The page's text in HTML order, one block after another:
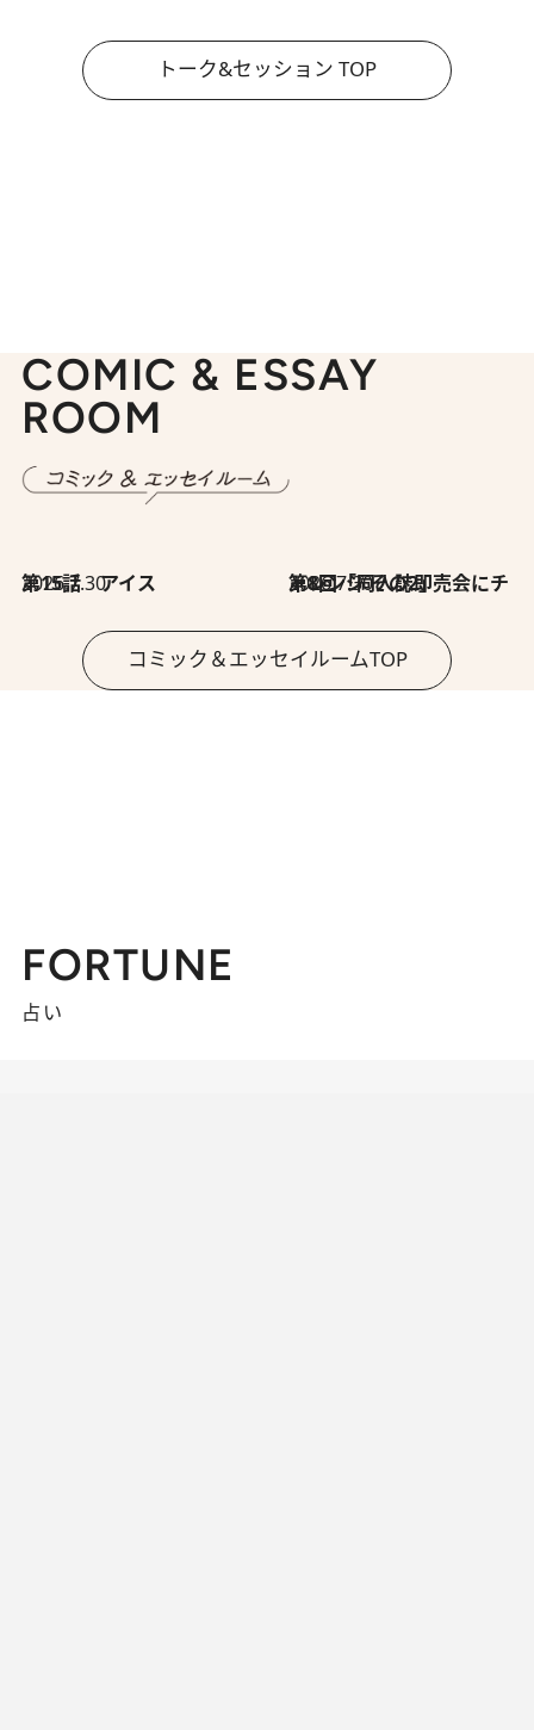
トーク&セッション TOP
COMIC & ESSAY
ROOM
2026.7.30
第15話 アイス 2026.7.30
第8回「同人誌即売会にチャレンジ その2」
コミック＆エッセイルームTOP
FORTUNE
占い